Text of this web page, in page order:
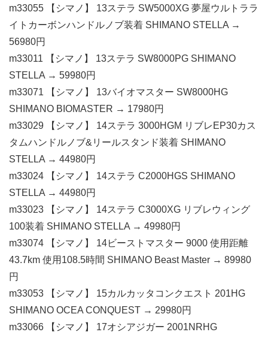
m33055 【シマノ】 13ステラ SW5000XG 夢屋ウルトララ
イトカーボンハンドルノブ装着 SHIMANO STELLA →
56980円
m33011 【シマノ】 13ステラ SW8000PG SHIMANO
STELLA → 59980円
m33071 【シマノ】 13バイオマスター SW8000HG
SHIMANO BIOMASTER → 17980円
m33029 【シマノ】 14ステラ 3000HGM リブレEP30カス
タムハンドルノブ&リールスタンド装着 SHIMANO
STELLA → 44980円
m33024 【シマノ】 14ステラ C2000HGS SHIMANO
STELLA → 44980円
m33023 【シマノ】 14ステラ C3000XG リブレウィング
100装着 SHIMANO STELLA → 49980円
m33074 【シマノ】 14ビーストマスター 9000 使用距離
43.7km 使用108.5時間 SHIMANO Beast Master → 89980
円
m33053 【シマノ】 15カルカッタコンクエスト 201HG
SHIMANO OCEA CONQUEST → 29980円
m33066 【シマノ】 17オシアジガー 2001NRHG